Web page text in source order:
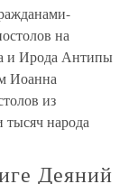
на
и Ирода Антипы
Иоанна
из
народа
Деяний